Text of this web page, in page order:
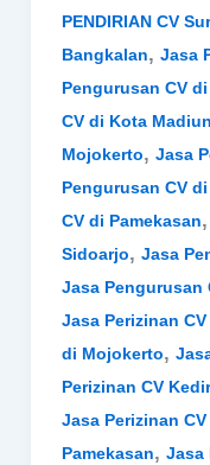
PENDIRIAN CV
Bangkalan, Jasa
Pengurusan CV
CV di Kota Madiun
Mojokerto, Jasa
Pengurusan CV
CV di Pamekasan,
Sidoarjo, Jasa
Jasa Pengurusan
Jasa Perizinan
di Mojokerto,
Perizinan CV
Jasa Perizinan
Pamekasan, Jasa